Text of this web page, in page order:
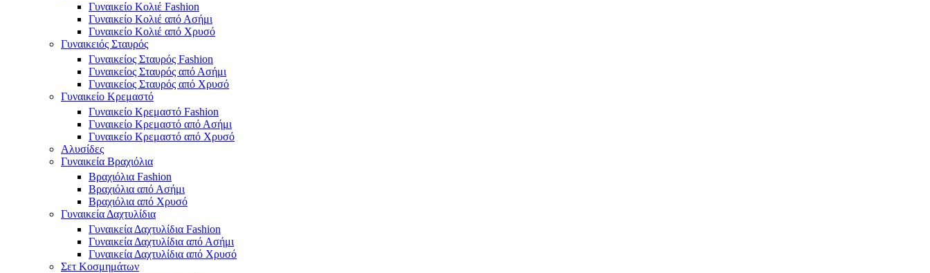
Γυναικείο Κολιέ Fashion
Γυναικείο Κολιέ από Ασήμι
Γυναικείο Κολιέ από Χρυσό
Γυναικειός Σταυρός
Γυναικείος Σταυρός Fashion
Γυναικείος Σταυρός από Ασήμι
Γυναικείος Σταυρός από Χρυσό
Γυναικείο Κρεμαστό
Γυναικείο Κρεμαστό Fashion
Γυναικείο Κρεμαστό από Ασήμι
Γυναικείο Κρεμαστό από Χρυσό
Αλυσίδες
Γυναικεία Βραχιόλια
Βραχιόλια Fashion
Βραχιόλια από Ασήμι
Βραχιόλια από Χρυσό
Γυναικεία Δαχτυλίδια
Γυναικεία Δαχτυλίδια Fashion
Γυναικεία Δαχτυλίδια από Ασήμι
Γυναικεία Δαχτυλίδια από Χρυσό
Σετ Κοσμημάτων